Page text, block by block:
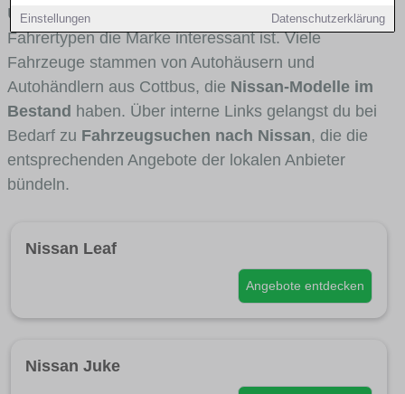
Einstellungen Datenschutzerklärung
Umlandverkehr zu sehen sind und für welche
Fahrertypen die Marke interessant ist. Viele
Fahrzeuge stammen von Autohäusern und
Autohändlern aus Cottbus, die Nissan-Modelle im
Bestand haben. Über interne Links gelangst du bei
Bedarf zu Fahrzeugsuchen nach Nissan, die die
entsprechenden Angebote der lokalen Anbieter
bündeln.
Nissan Leaf
Angebote entdecken
Nissan Juke